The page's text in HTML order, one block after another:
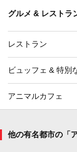
グルメ & レストラ
レストラン
ビュッフェ & 特別
アニマルカフェ
他の有名都市の「